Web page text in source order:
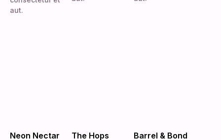
aut.
Neon Nectar
The Hops
Barrel & Bond